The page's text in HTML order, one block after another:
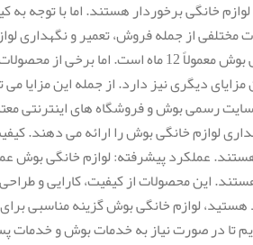
خانگی برخوردار هستند. اما با توجه به
از جمله فروش، تعمیر و نگهداری
دیگری نیز دارد. از جمله این مزایا
رسمی بوش و فروشگاه های اینترنتی
خانگی بوش را ارائه می دهند.
عملکرد پیشرفته: لوازم خانگی بوش
این محصولات از کیفیت، کارایی و
لوازم خانگی بوش گزینه مناسبی
در صورت نیاز به خدمات بوش و خدمات